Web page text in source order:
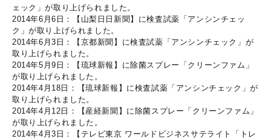
ェック」が取り上げられました。
2014年6月6日：【山梨日日新聞】に検査試薬「アンシンチェッ
ク」が取り上げられました。
2014年6月3日：【京都新聞】に検査試薬「アンシンチェック」が
取り上げられました。
2014年5月9日：【琉球新報】に除菌スプレー「クリーンファム」
が取り上げられました。
2014年4月18日：【琉球新報】に検査試薬「アンシンチェック」が
取り上げられました。
2014年4月12日：【産経新聞】に除菌スプレー「クリーンファム」
が取り上げられました。
2014年4月3日：【テレビ東京 ワールドビジネスサテライト「トレ